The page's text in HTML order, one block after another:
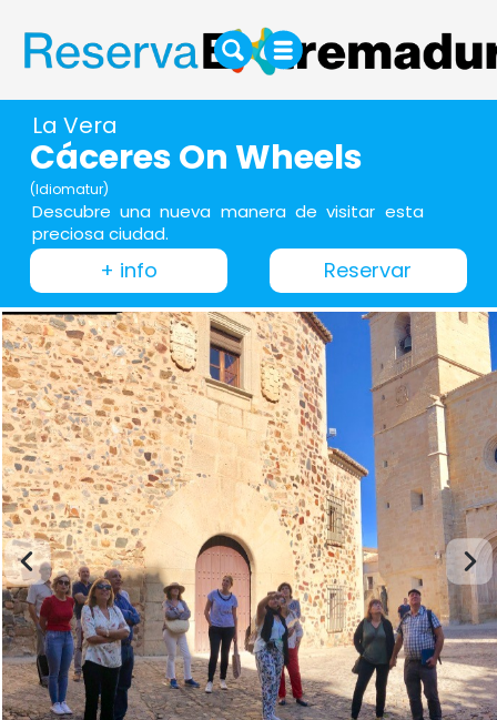
La Vera
Cáceres On Wheels
(Idiomatur)
Descubre una nueva manera de visitar esta
preciosa ciudad.
+ info Reservar